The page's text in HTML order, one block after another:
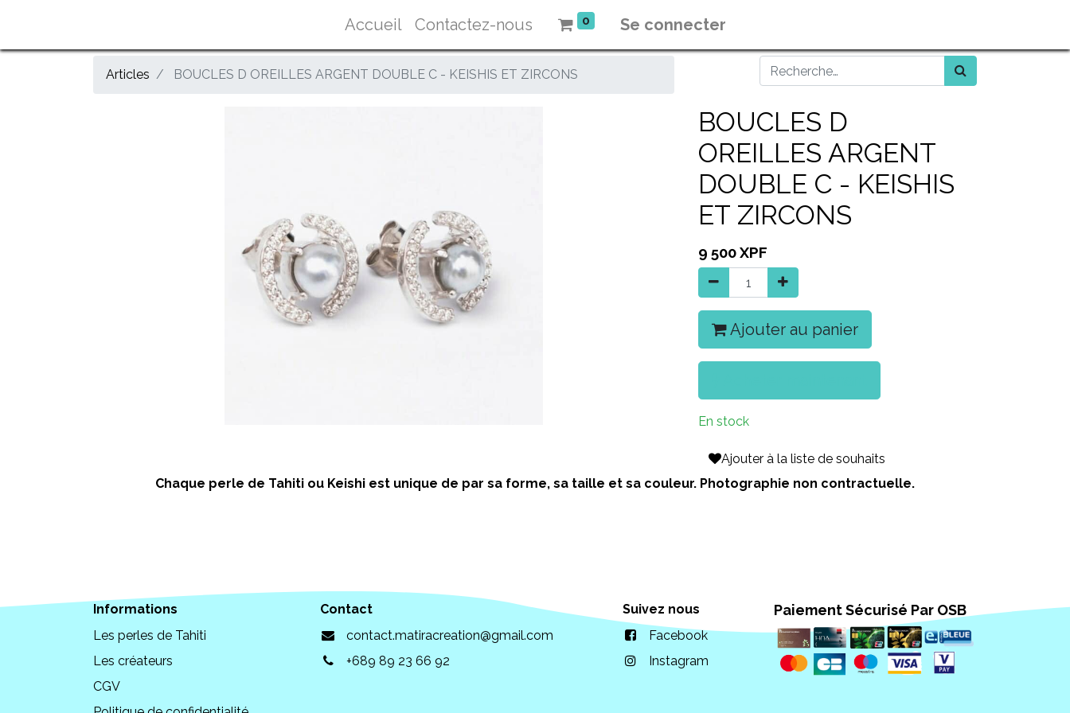
Accueil Contactez-nous 0 Se connecter
Articles BOUCLES D OREILLES ARGENT DOUBLE C - KEISHIS ET ZIRCONS
BOUCLES D
OREILLES ARGENT
DOUBLE C - KEISHIS
ET ZIRCONS
9 500XPF
Ajouter au panier
En stock
Ajouter à la liste de souhaits
Chaque perle de Tahiti ou Keishi est unique de par sa forme, sa taille et sa couleur. Photographie non contractuelle.
Informations
Les perles de Tahiti
Les créateurs
CGV
Contact
contact.matiracreation@gmail.com
+689 89 23 66 92
Suivez nous
Facebook
Instagram
Paiement Sécurisé Par OSB